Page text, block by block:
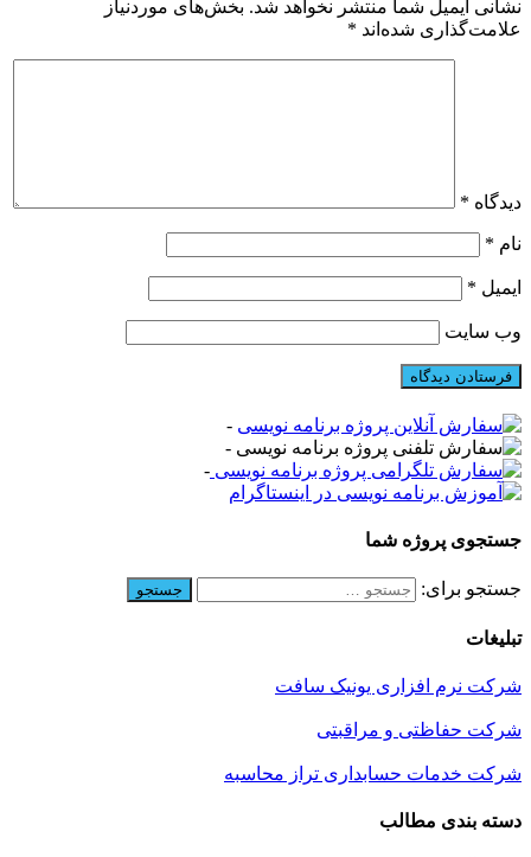
نشانی ایمیل شما منتشر نخواهد شد. بخش‌های موردنیاز
علامت‌گذاری شده‌اند *
دیدگاه *
نام *
ایمیل *
وب‌ سایت
-
-
-
جستجوی پروژه شما
جستجو برای:
تبلیغات
شرکت نرم افزاری یونیک سافت
شرکت حفاظتی و مراقبتی
شرکت خدمات حسابداری تراز محاسبه
دسته بندی مطالب